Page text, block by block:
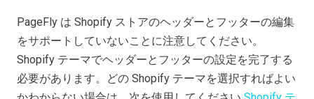
PageFly は Shopify ストアのヘッダーとフッターの編集
をサポートしていないことに注意してください。
Shopify テーマでヘッダーとフッターの設定を完了する
必要があります。どの Shopify テーマを選択すればよい